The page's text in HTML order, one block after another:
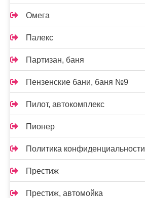
Омега
Палекс
Партизан, баня
Пензенские бани, баня №9
Пилот, автокомплекс
Пионер
Политика конфиденциальности
Престиж
Престиж, автомойка